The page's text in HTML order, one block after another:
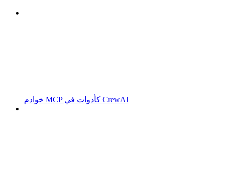
خوادم MCP كأدوات في CrewAI